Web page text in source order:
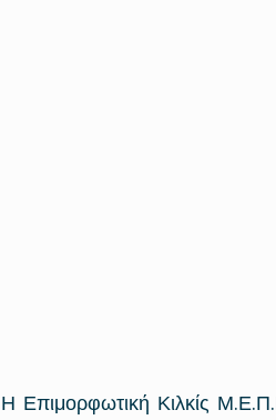
Η Επιμορφωτική Κιλκίς